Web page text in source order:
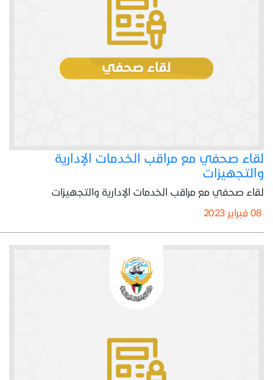
لقاء صحفي مع مراقب الخدمات الإدارية
والتجهيزات
لقاء صحفي مع مراقب الخدمات الإدارية والتجهيزات